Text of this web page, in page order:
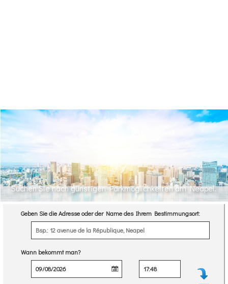
Suchen Sie nach günstigen Parkmöglichkeiten am Neapel.
Geben Sie die Adresse oder der Name des Ihrem Bestimmungsort:
Wann bekommt man?